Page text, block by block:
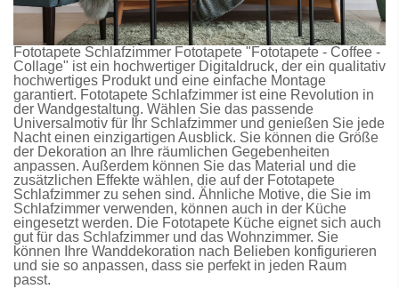
Fototapete Schlafzimmer Fototapete "Fototapete - Coffee -
Collage" ist ein hochwertiger Digitaldruck, der ein qualitativ
hochwertiges Produkt und eine einfache Montage
garantiert. Fototapete Schlafzimmer ist eine Revolution in
der Wandgestaltung. Wählen Sie das passende
Universalmotiv für Ihr Schlafzimmer und genießen Sie jede
Nacht einen einzigartigen Ausblick. Sie können die Größe
der Dekoration an Ihre räumlichen Gegebenheiten
anpassen. Außerdem können Sie das Material und die
zusätzlichen Effekte wählen, die auf der Fototapete
Schlafzimmer zu sehen sind. Ähnliche Motive, die Sie im
Schlafzimmer verwenden, können auch in der Küche
eingesetzt werden. Die Fototapete Küche eignet sich auch
gut für das Schlafzimmer und das Wohnzimmer. Sie
können Ihre Wanddekoration nach Belieben konfigurieren
und sie so anpassen, dass sie perfekt in jeden Raum
passt.